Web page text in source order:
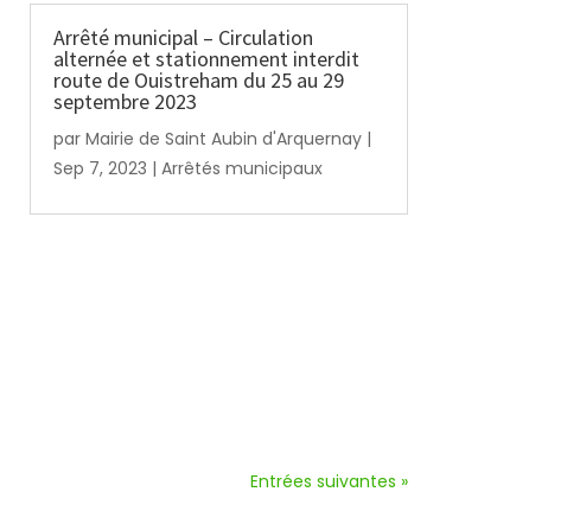
Arrêté municipal – Circulation
alternée et stationnement interdit
route de Ouistreham du 25 au 29
septembre 2023
par Mairie de Saint Aubin d'Arquernay|
Sep 7, 2023 | Arrêtés municipaux
Entrées suivantes »